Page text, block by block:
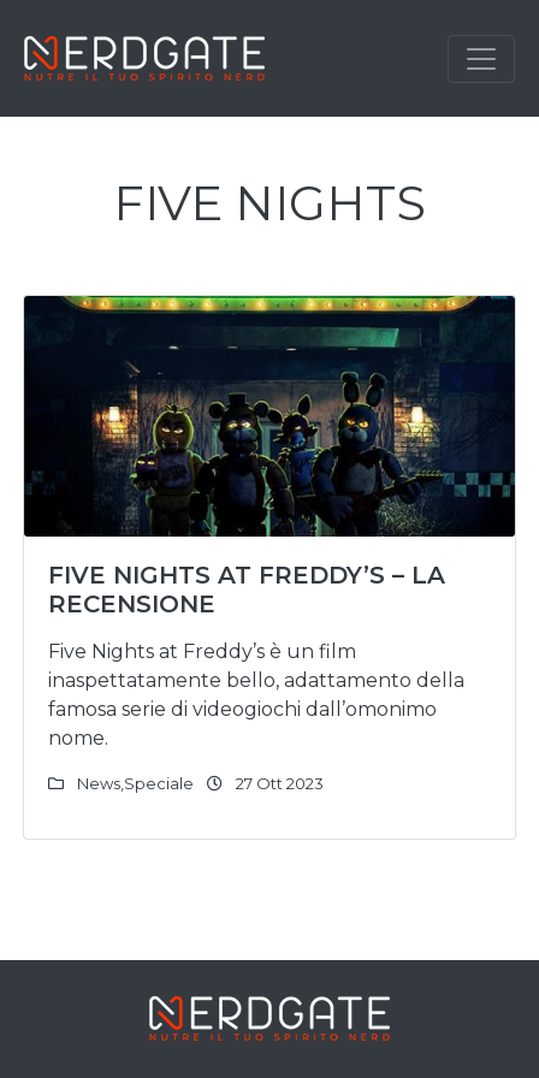
FIVE NIGHTS
FIVE NIGHTS AT FREDDY’S – LA
RECENSIONE
Five Nights at Freddy’s è un film
inaspettatamente bello, adattamento della
famosa serie di videogiochi dall’omonimo
nome.
News Speciale 27 Ott 2023